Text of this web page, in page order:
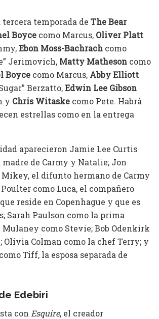
temporada de The Bear
Boyce como Marcus, Oliver Platt
Ebon Moss-Bachrach como
Jerimovich, Matty Matheson como
Boyce como Marcus, Abby Elliott
Berzatto,Edwin Lee Gibson
y Chris Witaske como Pete. Habrá
estrellas como en la entrega
aparecieron Jamie Lee Curtis
madre de Carmy y Natalie; Jon
el difunto hermano de Carmy
como Luca, el compañero
reside en Copenhague y que es
Sarah Paulson como la prima
como Stevie; Bob Odenkirk
Olivia Colman como la chef Terry; y
Tiff, la esposa separada de
Edebiri
con Esquire, el creador